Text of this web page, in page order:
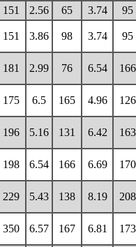
151 2.56 65 3.74
95
151 3.86 98 3.74 95
181 2.99 76 6.54 166
175 6.5 165 4.96 126
196 5.16 131 6.42 163
198 6.54 166 6.69 170
229 5.43 138 8.19 208
350 6.57 167 6.81 173